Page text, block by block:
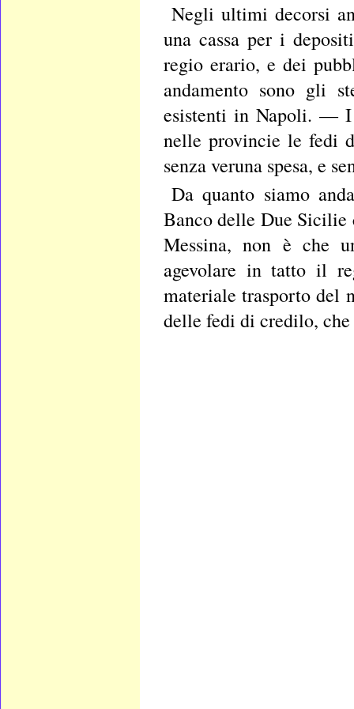
Negli ultimi decorsi
una cassa per i
regio erario, e dei
andamento sono gli
esistenti in Napoli. — I
nelle provincie le fedi
senza veruna spesa, e
Da quanto siamo
Banco delle Due Sicilie
Messina, non è che
agevolare in tatto il
materiale trasporto del
delle fedi di credilo, che